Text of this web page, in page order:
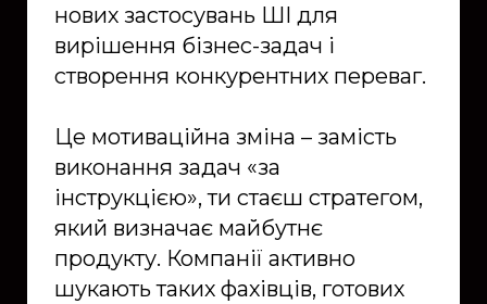
нових застосувань ШІ для
вирішення бізнес-задач і
створення конкурентних переваг.
Це мотиваційна зміна – замість
виконання задач «за
інструкцією», ти стаєш стратегом,
який визначає майбутнє
продукту. Компанії активно
шукають таких фахівців, готових